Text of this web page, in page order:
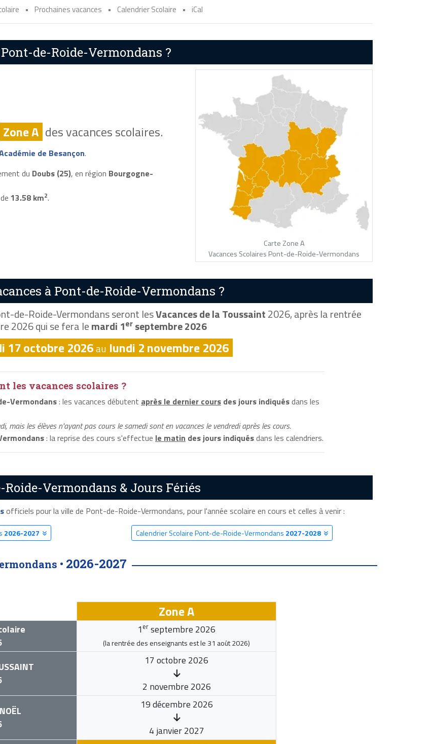
• Prochaines vacances • Calendrier Scolaire • iCal
de-Roide-Vermondans ?
Zone A des vacances scolaires.
de Besançon.
du Doubs (25), en région Bourgogne-
13.58 km2.
Carte Zone A
Vacances Scolaires Pont-de-Roide-Vermondans
à Pont-de-Roide-Vermondans ?
de-Roide-Vermondans seront lesVacances de la Toussaint2026, après la rentrée
2026 qui se fera lemardi 1er septembre 2026
17 octobre 2026au lundi 2 novembre 2026
les vacances scolaires ?
Vermondans: les vacances débutent après le dernier cours des jours indiquésdans les
mais les élèves n'ayant pas cours le samedi sont en vacances le vendredi après les cours.
: la reprise des cours s'effectue le matin des jours indiquésdans les calendriers.
Vermondans & Jours Fériés
officiels pour la ville de Pont-de-Roide-Vermondans, pour l'année scolaire en cours et celles à venir :
2026-2027 Calendrier Scolaire Pont-de-Roide-Vermondans 2027-2028
• 2026-2027
Zone A
1 er septembre 2026
(la rentrée des enseignants est le 31 août 2026)
17 octobre 2026
2 novembre 2026
NOËL
19 décembre 2026
4 janvier 2027